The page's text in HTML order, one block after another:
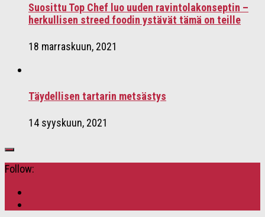
Suosittu Top Chef luo uuden ravintolakonseptin –
herkullisen streed foodin ystävät tämä on teille
18 marraskuun, 2021
Täydellisen tartarin metsästys
14 syyskuun, 2021
Follow: